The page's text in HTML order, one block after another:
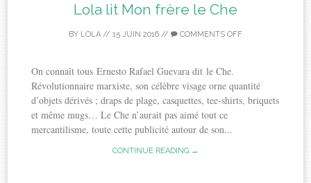
Lola lit Mon frère le Che
BY LOLA // 15 JUIN 2016 // COMMENTS OFF
On connaît tous Ernesto Rafael Guevara dit le Che.
Révolutionnaire marxiste, son célèbre visage orne quantité
d’objets dérivés ; draps de plage, casquettes, tee-shirts, briquets
et même mugs… Le Che n’aurait pas aimé tout ce
mercantilisme, toute cette publicité autour de son...
CONTINUE READING →